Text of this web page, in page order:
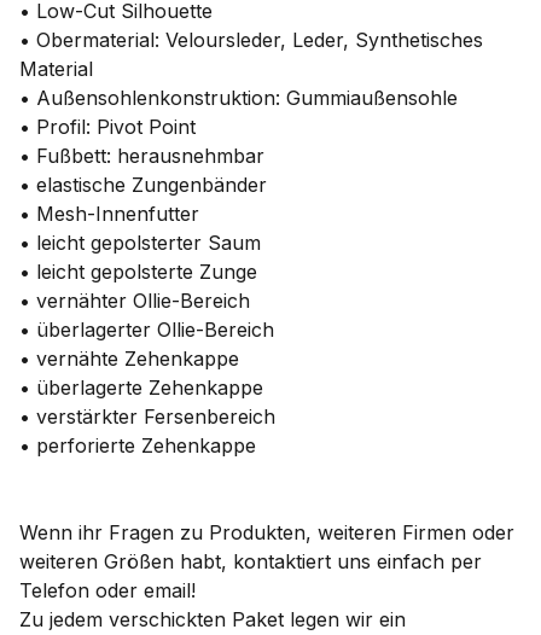
• Low-Cut Silhouette
• Obermaterial: Veloursleder, Leder, Synthetisches
Material
• Außensohlenkonstruktion: Gummiaußensohle
• Profil: Pivot Point
• Fußbett: herausnehmbar
• elastische Zungenbänder
• Mesh-Innenfutter
• leicht gepolsterter Saum
• leicht gepolsterte Zunge
• vernähter Ollie-Bereich
• überlagerter Ollie-Bereich
• vernähte Zehenkappe
• überlagerte Zehenkappe
• verstärkter Fersenbereich
• perforierte Zehenkappe
Wenn ihr Fragen zu Produkten, weiteren Firmen oder
weiteren Größen habt, kontaktiert uns einfach per
Telefon oder email!
Zu jedem verschickten Paket legen wir ein